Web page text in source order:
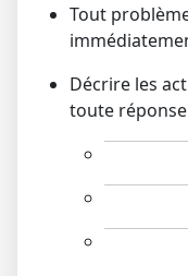
Tout
Décrire les
toute